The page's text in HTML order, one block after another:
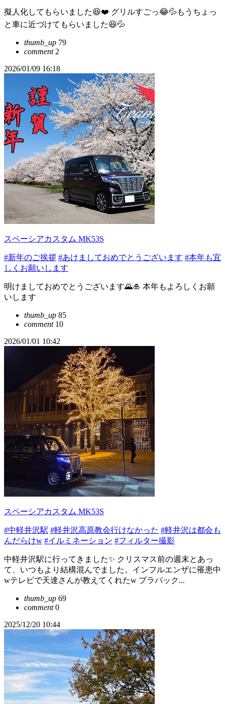
擬人化してもらいました😆❤️ グリルすごっ😂💦もうちょっ
と車に近づけてもらいました😆💦
thumb_up 79
comment2
2026/01/09 16:18
スペーシアカスタム MK53S
#新年のご挨拶 #あけましておめでとうございます #本年も宜
しくお願いします
明けましておめでとうございます🌄🎍 本年もよろしくお願
いします
thumb_up 85
comment10
2026/01/01 10:42
スペーシアカスタム MK53S
#中軽井沢駅 #軽井沢高原教会行けなかった #軽井沢は都会も
んだらけw #イルミネーション #フィルター撮影
中軽井沢駅に行ってきました✨ クリスマス前の週末とあっ
て、いつもより結構混んでました。インフルエンザに罹患中
wテレビで天達さんが教えてくれたw プラパック...
thumb_up 69
comment0
2025/12/20 10:44